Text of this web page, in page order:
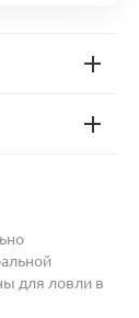
для ловли в